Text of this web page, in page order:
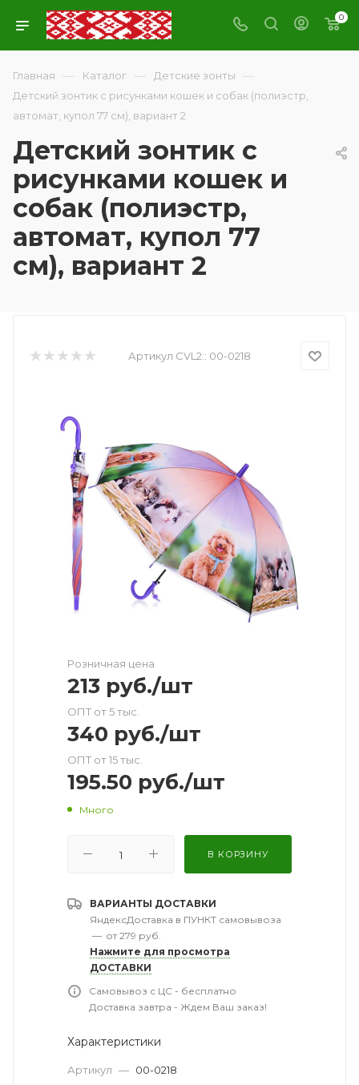
0
Главная — Каталог — Детские зонты —
Детский зонтик с рисунками кошек и собак (полиэстр,
автомат, купол 77 см), вариант 2
Детский зонтик с
рисунками кошек и
собак (полиэстр,
автомат, купол 77
см), вариант 2
Артикул CVL2:: 00-0218
Розничная цена
213 руб./шт
ОПТ от 5 тыс.
340 руб./шт
ОПТ от 15 тыс.
195.50 руб./шт
Много
В КОРЗИНУ
ВАРИАНТЫ ДОСТАВКИ
ЯндексДоставка в ПУНКТ самовывоза
— от 279 руб.
Нажмите для просмотра
ДОСТАВКИ
Самовывоз с ЦС - бесплатно
Доставка завтра - Ждем Ваш заказ!
Характеристики
Артикул — 00-0218